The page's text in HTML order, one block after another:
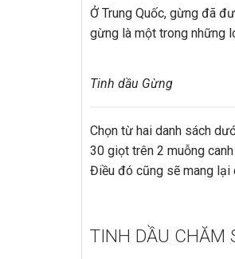
Ở Trung Quốc, gừng đã
gừng là một trong những
Tinh dầu Gừng
Chọn từ hai danh sách
30 giọt trên 2 muỗng
Điều đó cũng sẽ mang lại
TINH DẦU CHĂM